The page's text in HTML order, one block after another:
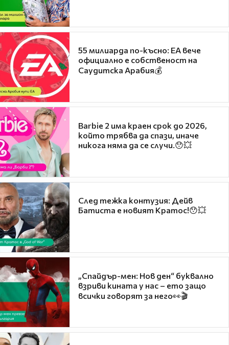
55 милиарда по-късно: EA вече
официално е собственост на
Саудитска Арабия💰
Barbie 2 има краен срок до 2026,
който трябва да спази, иначе
никога няма да се случи.😯💥
След тежка контузия: Дейв
Батиста е новият Кратос!😯💥
„Спайдър-мен: Нов ден“ буквално
взриви кината у нас – ето защо
всички говорят за него👀🎬